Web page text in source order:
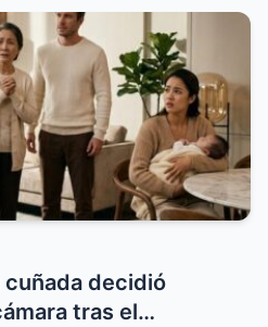
la curiosidad de
cuando parecía
más preguntas por
cuñada decidió
tras el